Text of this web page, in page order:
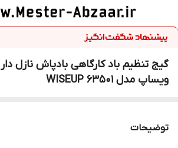
گیج تنظیم باد کارگاهی بادپاش نازل دار
ویساپ مدل WISEUP 63501
توضیحات